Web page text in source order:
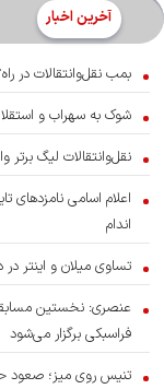
آخرین اخبار
بمب نقل‌وانتقالات در
شوک به سهراب و
نقل‌وانتقالات لیگ برتر
اعلام اسامی نامزدهای
اندام
تساوی میلان و اینتر در
عنصری: نخستین مسابقات
فراسبکی برگزار می‌شود
تنیس روی میز؛ صعود